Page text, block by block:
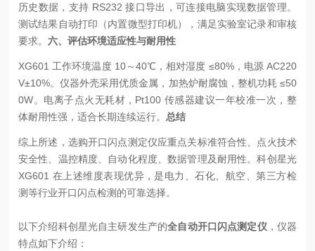
历史数据，支持 RS232 接口导出，可连接电脑实现数据管理。
测试结果自动打印（内置微型打印机），满足实验室记录和审核
要求。六、评估环境适应性与耐用性
XG601 工作环境温度 10～40℃，相对湿度 ≤80%，电源 AC220
V±10%。仪器外壳采用优质金属，加热炉耐腐蚀，整机功耗 ≤50
0W。电离子点火无耗材，Pt100 传感器建议一年校准一次，整
体耐用性强，适合长期连续运行。 总结
综上所述，选购开口闪点测定仪应重点关标准符合性、点火技术
安全性、温控精度、自动化程度、数据管理及耐用性。科创星光
XG601 在上述维度表现优异，是电力、石化、航空、第三方检
测等行业开口闪点检测的可靠选择。
以下介绍科创星光自主研发生产的全自动开口闪点测定仪，仪器
特点如下介绍：